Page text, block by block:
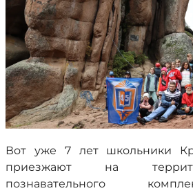
Вот уже 7 лет школьники
приезжают на
познавательного